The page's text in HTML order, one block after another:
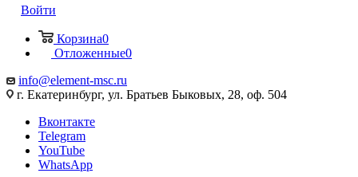
Войти
Корзина0
Отложенные0
info@element-msc.ru
г. Екатеринбург, ул. Братьев Быковых, 28, оф. 504
Вконтакте
Telegram
YouTube
WhatsApp